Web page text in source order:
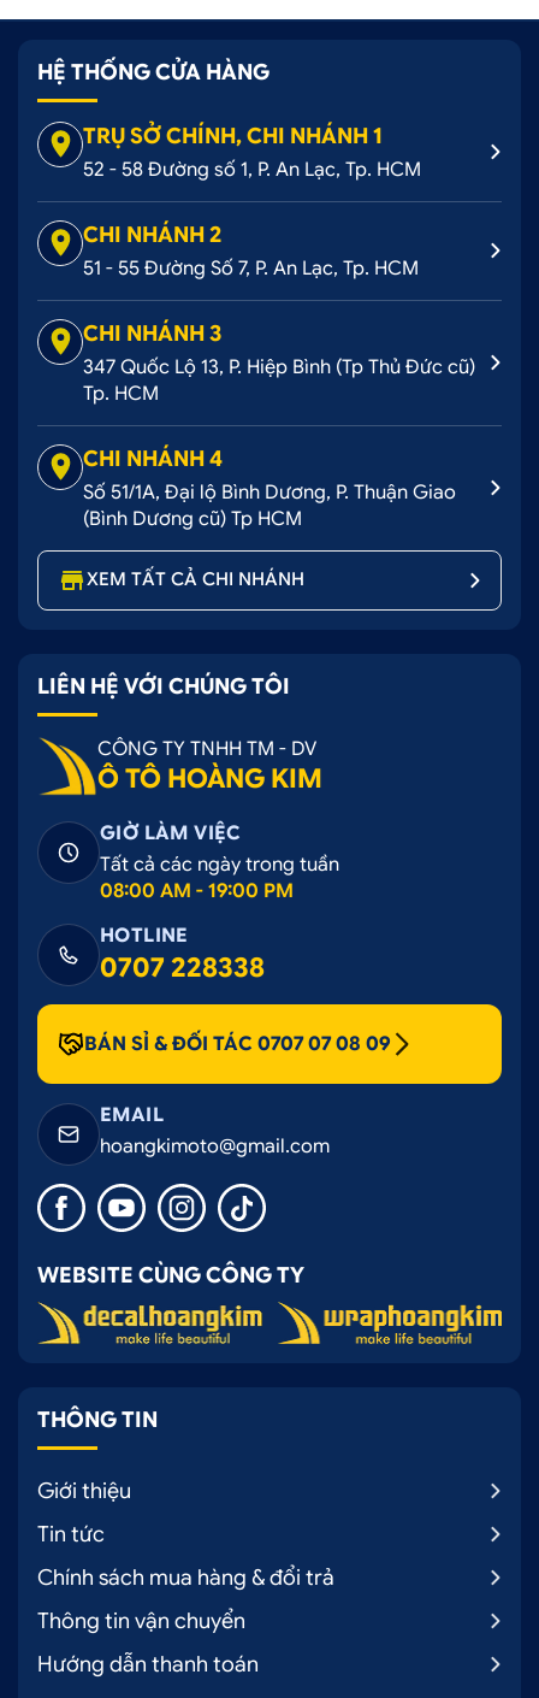
HỆ THỐNG CỬA HÀNG
TRỤ SỞ CHÍNH, CHI NHÁNH 1
52 - 58 Đường số 1, P. An Lạc, Tp. HCM
CHI NHÁNH 2
51 - 55 Đường Số 7, P. An Lạc, Tp. HCM
CHI NHÁNH 3
347 Quốc Lộ 13, P. Hiệp Bình (Tp Thủ Đức cũ)
Tp. HCM
CHI NHÁNH 4
Số 51/1A, Đại lộ Bình Dương, P. Thuận Giao
(Bình Dương cũ) Tp HCM
XEM TẤT CẢ CHI NHÁNH
LIÊN HỆ VỚI CHÚNG TÔI
CÔNG TY TNHH TM - DV
Ô TÔ HOÀNG KIM
GIỜ LÀM VIỆC
Tất cả các ngày trong tuần
08:00 AM - 19:00 PM
HOTLINE
0707 228338
BÁN SỈ & ĐỐI TÁC 0707 07 08 09
EMAIL
hoangkimoto@gmail.com
WEBSITE CÙNG CÔNG TY
THÔNG TIN
Giới thiệu
Tin tức
Chính sách mua hàng & đổi trả
Thông tin vận chuyển
Hướng dẫn thanh toán